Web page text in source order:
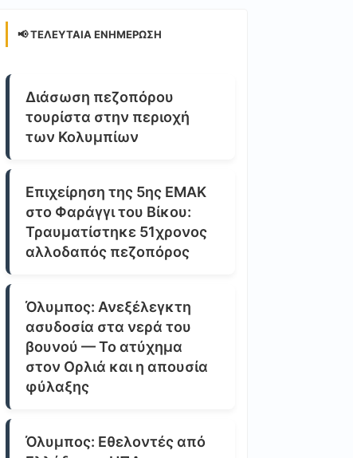
📢 ΤΕΛΕΥΤΑΊΑ ΕΝΗΜΈΡΩΣΗ
Διάσωση πεζοπόρου
τουρίστα στην περιοχή
των Κολυμπίων
Επιχείρηση της 5ης ΕΜΑΚ
στο Φαράγγι του Βίκου:
Τραυματίστηκε 51χρονος
αλλοδαπός πεζοπόρος
Όλυμπος: Ανεξέλεγκτη
ασυδοσία στα νερά του
βουνού — Το ατύχημα
στον Ορλιά και η απουσία
φύλαξης
Όλυμπος: Εθελοντές από